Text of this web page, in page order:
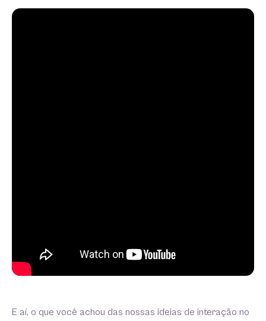
E aí, o que você achou das nossas ideias de interação no